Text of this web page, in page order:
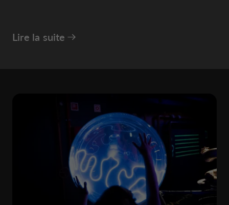
Lire la suite